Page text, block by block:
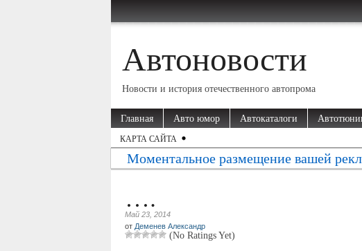
Автоновости
Новости и история отечественного автопрома
Главная Авто юмор Автокаталоги
КАРТА САЙТА
Моментальное размещение вашей
….
Май 23, 2014
от Деменев Александр
(No Ratings Yet)